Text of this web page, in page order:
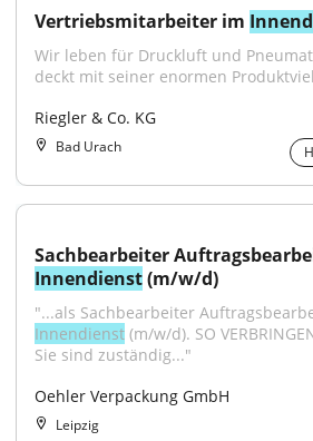
Vertriebsmitarbeiter im
Wir leben für Druckluft und
deckt mit seiner enormen
Riegler & Co. KG
Bad Urach
Innendienst (m/w/d)
Innendienst (m/w/d). SO
Sie sind zuständig..."
Oehler Verpackung GmbH
Leipzig